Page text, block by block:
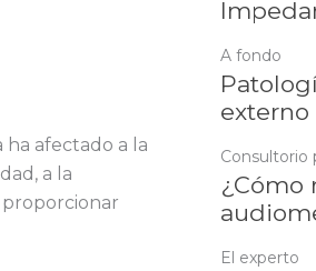
afectado a la
a la
A fondo
externo
Consultorio
¿Cómo
El experto